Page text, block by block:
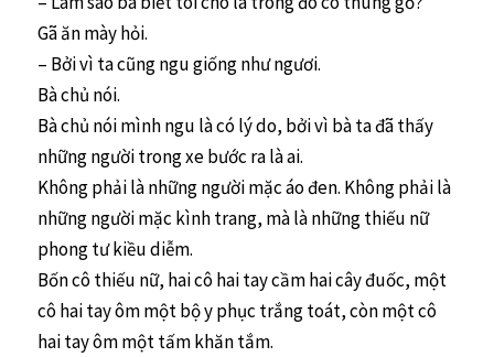
Gã ăn mày hỏi.
– Bởi vì ta cũng ngu giống như ngươi.
Bà chủ nói.
Bà chủ nói mình ngu là có lý do, bởi vì bà ta đã thấy
những người trong xe bước ra là ai.
Không phải là những người mặc áo đen. Không phải là
những người mặc kình trang, mà là những thiếu nữ
phong tư kiều diễm.
Bốn cô thiếu nữ, hai cô hai tay cầm hai cây đuốc, một
cô hai tay ôm một bộ y phục trắng toát, còn một cô
hai tay ôm một tấm khăn tắm.